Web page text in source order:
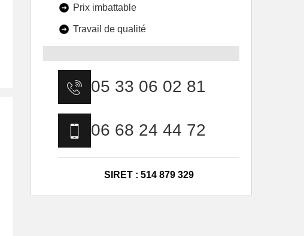
Prix imbattable
Travail de qualité
05 33 06 02 81
06 68 24 44 72
SIRET : 514 879 329